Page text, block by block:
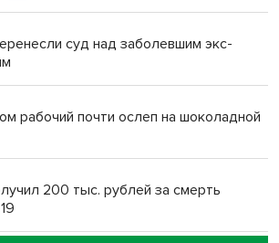
суд над заболевшим экс-
рабочий почти ослеп на шоколадной
200 тыс. рублей за смерть